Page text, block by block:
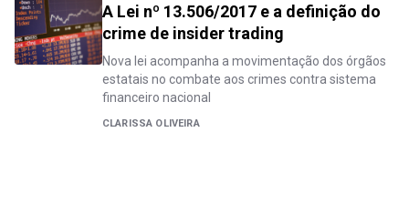
A Lei nº 13.506/2017 e a definição do
crime de insider trading
Nova lei acompanha a movimentação dos órgãos
estatais no combate aos crimes contra sistema
financeiro nacional
CLARISSA OLIVEIRA